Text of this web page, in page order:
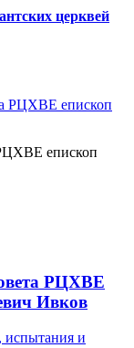
церквей
епископ
РЦХВЕ
Ивков